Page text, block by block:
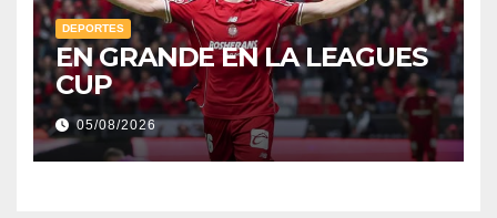
DEPORTES
EN GRANDE EN LA LEAGUES
CUP
05/08/2026